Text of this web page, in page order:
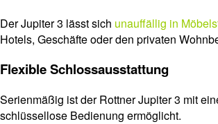
Der Jupiter 3 lässt sich unauffällig in
Hotels, Geschäfte oder den privaten
Flexible Schlossausstattung
Serienmäßig ist der Rottner Jupiter 3 mit
schlüssellose Bedienung ermöglicht.